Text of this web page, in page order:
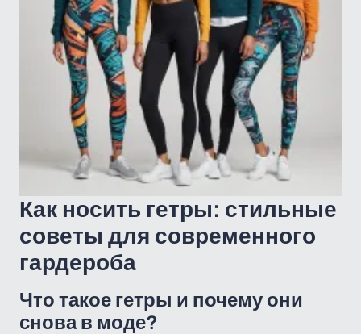
Как носить гетры: стильные
советы для современного
гардероба
Что такое гетры и почему они
снова в моде?